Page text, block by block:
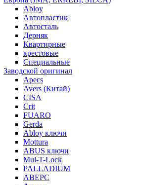
Abloy
Автопластик
Автосталь
Дерняк
Квартирные
крестовые
Специальные
Заводской оригинал
Apecs
Avers (Китай)
CISA
Crit
FUARO
Gerda
Abloy ключи
Mottura
ABUS ключи
Mul-T-Lock
PALLADIUM
АВЕРС